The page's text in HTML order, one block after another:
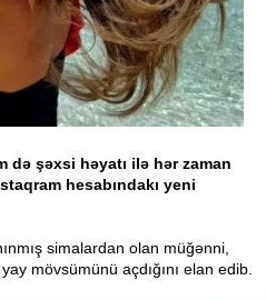
də şəxsi həyatı ilə hər zaman
hesabındakı yeni
simalardan olan müğənni,
mövsümünü açdığını elan edib.